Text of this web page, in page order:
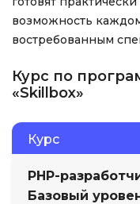
возможность
востребованным
Курс по
«Skillbox»
Курс
PHP-
Базовый